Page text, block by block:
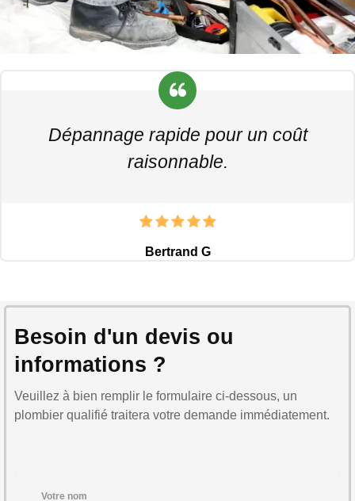
Dépannage rapide pour un coût
raisonnable.
Bertrand G
Besoin d'un devis ou
informations ?
Veuillez à bien remplir le formulaire ci-dessous, un
plombier qualifié traitera votre demande immédiatement.
Votre nom